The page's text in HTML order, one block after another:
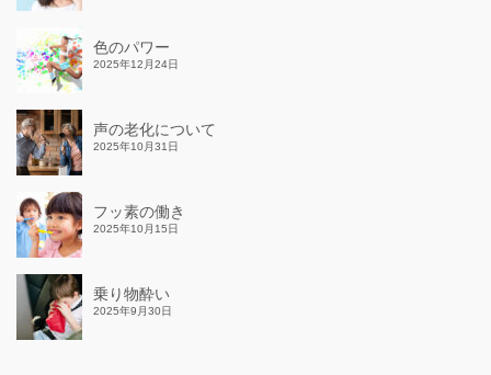
色のパワー
2025年12月24日
声の老化について
2025年10月31日
フッ素の働き
2025年10月15日
乗り物酔い
2025年9月30日